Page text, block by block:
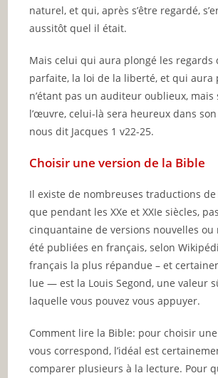
naturel, et qui, après s’être regardé,
aussitôt quel il était.
Mais celui qui aura plongé les regards
parfaite, la loi de la liberté, et qui aura
n’étant pas un auditeur oublieux, mais
l’œuvre, celui-là sera heureux dans
nous dit Jacques 1 v22-25.
Choisir une version de la Bible
Il existe de nombreuses traductions de
que pendant les XXe et XXIe siècles,
cinquantaine de versions nouvelles ou
été publiées en français, selon
français la plus répandue – et
lue — est la Louis Segond, une valeur
laquelle vous pouvez vous appuyer.
Comment lire la Bible: pour choisir
vous correspond, l’idéal est
comparer plusieurs à la lecture. Pour